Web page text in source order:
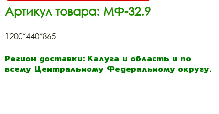
Артикул товара: МФ-32.9
1200*440*865
Регион доставки: Калуга и область и по
всему Центральному Федеральному округу.